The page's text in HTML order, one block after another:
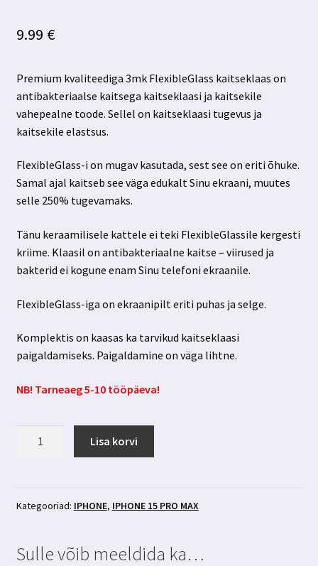
9.99 €
Premium kvaliteediga 3mk FlexibleGlass kaitseklaas on
antibakteriaalse kaitsega kaitseklaasi ja kaitsekile
vahepealne toode. Sellel on kaitseklaasi tugevus ja
kaitsekile elastsus.
FlexibleGlass-i on mugav kasutada, sest see on eriti õhuke.
Samal ajal kaitseb see väga edukalt Sinu ekraani, muutes
selle 250% tugevamaks.
Tänu keraamilisele kattele ei teki FlexibleGlassile kergesti
kriime. Klaasil on antibakteriaalne kaitse – viirused ja
bakterid ei kogune enam Sinu telefoni ekraanile.
FlexibleGlass-iga on ekraanipilt eriti puhas ja selge.
Komplektis on kaasas ka tarvikud kaitseklaasi
paigaldamiseks. Paigaldamine on väga lihtne.
NB! Tarneaeg 5-10 tööpäeva!
kaitseklaas
kogus
Lisa korvi
Kategooriad: IPHONE, IPHONE 15 PRO MAX
Sulle võib meeldida ka…